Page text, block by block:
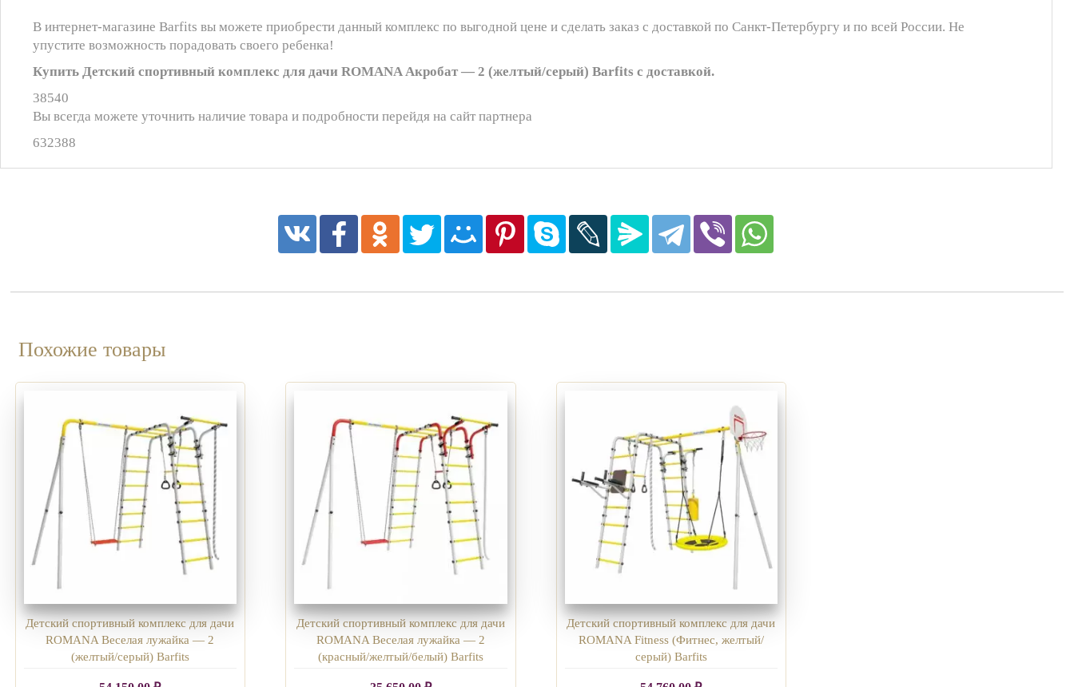
В интернет-магазине Barfits вы можете приобрести данный комплекс по выгодной цене и сделать заказ с доставкой по Санкт-Петербургу и по всей России. Не
упустите возможность порадовать своего ребенка!
Купить Детский спортивный комплекс для дачи ROMANA Акробат — 2 (желтый/серый) Barfits с доставкой.
38540
Вы всегда можете уточнить наличие товара и подробности перейдя на сайт партнера
632388
Похожие товары
Детский спортивный комплекс для дачи
ROMANA Веселая лужайка — 2
(желтый/серый) Barfits
Детский спортивный комплекс для дачи
ROMANA Веселая лужайка — 2
(красный/желтый/белый) Barfits
Детский спортивный комплекс для дачи
ROMANA Fitness (Фитнес, желтый/
серый) Barfits